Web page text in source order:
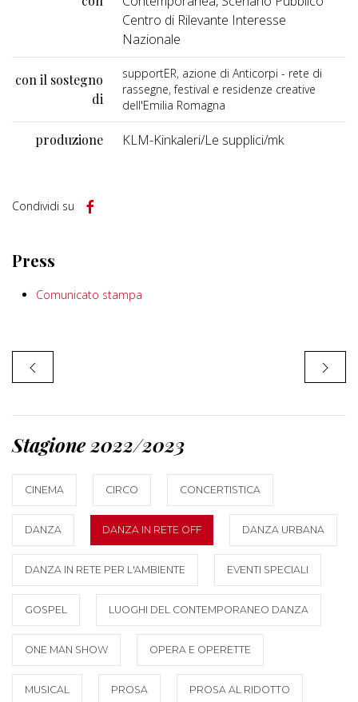
Centro di Rilevante Interesse
Nazionale
con il sostegno
di
supportER, azione di Anticorpi - rete di
rassegne, festival e residenze creative
dell'Emilia Romagna
produzione KLM-Kinkaleri/Le supplici/mk
Condividi su
Press
Comunicato stampa
Stagione 2022/2023
CINEMA CIRCO CONCERTISTICA
DANZA DANZA IN RETE OFF DANZA URBANA
DANZA IN RETE PER L'AMBIENTE EVENTI SPECIALI
GOSPEL LUOGHI DEL CONTEMPORANEO DANZA
ONE MAN SHOW OPERA E OPERETTE
MUSICAL PROSA PROSA AL RIDOTTO